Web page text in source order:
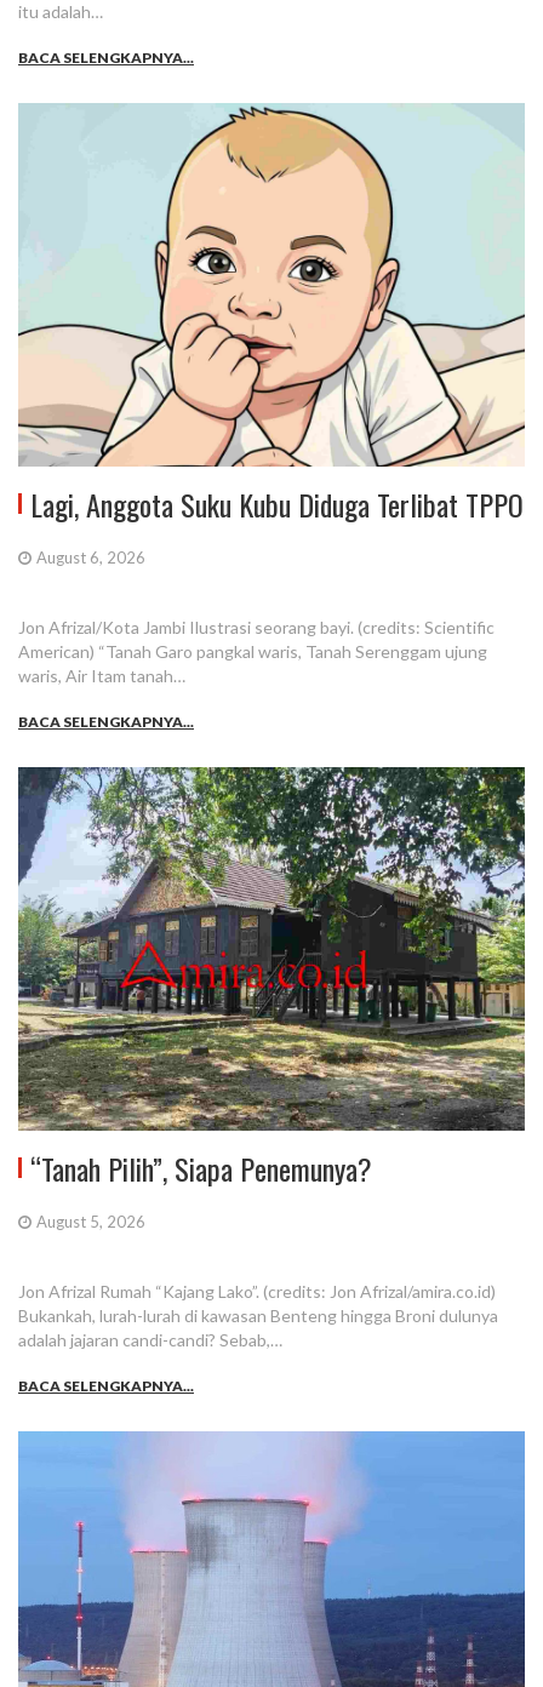
itu adalah…
BACA SELENGKAPNYA...
Lagi, Anggota Suku Kubu Diduga Terlibat TPPO
August 6, 2026
Jon Afrizal/Kota Jambi Ilustrasi seorang bayi. (credits: Scientific
American) “Tanah Garo pangkal waris, Tanah Serenggam ujung
waris, Air Itam tanah…
BACA SELENGKAPNYA...
“Tanah Pilih”, Siapa Penemunya?
August 5, 2026
Jon Afrizal Rumah “Kajang Lako”. (credits: Jon Afrizal/amira.co.id)
Bukankah, lurah-lurah di kawasan Benteng hingga Broni dulunya
adalah jajaran candi-candi? Sebab,…
BACA SELENGKAPNYA...